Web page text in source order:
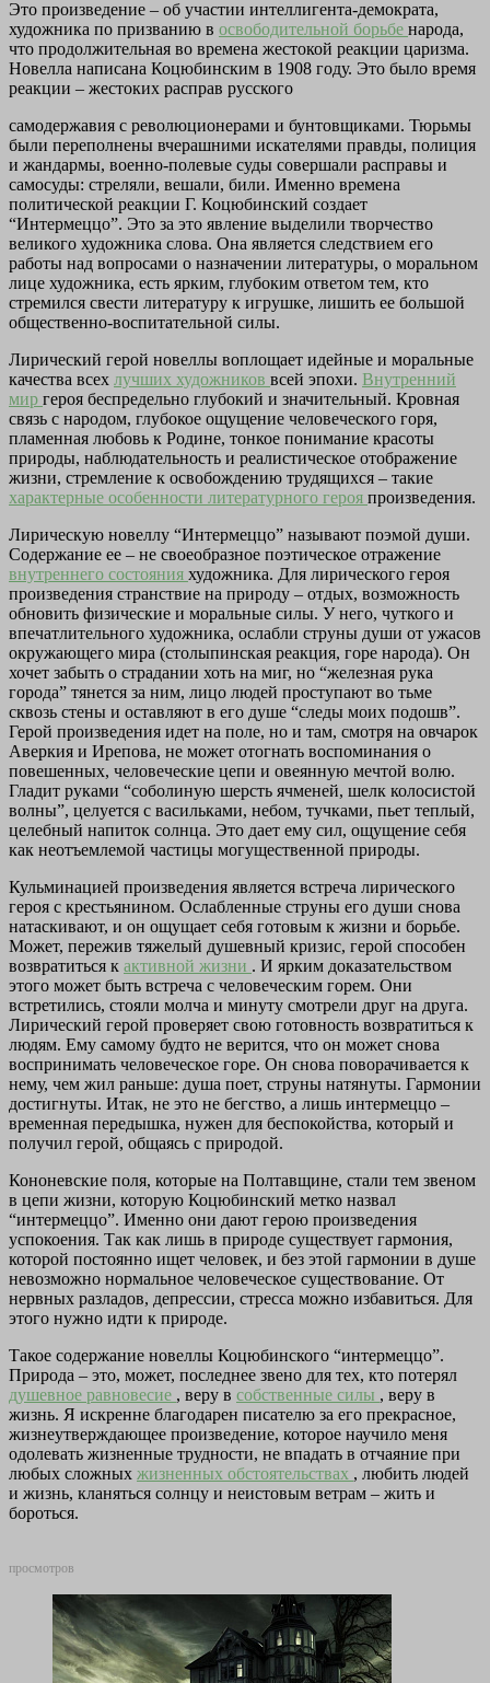
Это произведение – об участии интеллигента-демократа,
художника по призванию в освободительной борьбе народа,
что продолжительная во времена жестокой реакции царизма.
Новелла написана Коцюбинским в 1908 году. Это было время
реакции – жестоких расправ русского
самодержавия с революционерами и бунтовщиками. Тюрьмы
были переполнены вчерашними искателями правды, полиция
и жандармы, военно-полевые суды совершали расправы и
самосуды: стреляли, вешали, били. Именно времена
политической реакции Г. Коцюбинский создает
“Интермеццо”. Это за это явление выделили творчество
великого художника слова. Она является следствием его
работы над вопросами о назначении литературы, о моральном
лице художника, есть ярким, глубоким ответом тем, кто
стремился свести литературу к игрушке, лишить ее большой
общественно-воспитательной силы.
Лирический герой новеллы воплощает идейные и моральные
качества всех лучших художников всей эпохи. Внутренний
мир героя беспредельно глубокий и значительный. Кровная
связь с народом, глубокое ощущение человеческого горя,
пламенная любовь к Родине, тонкое понимание красоты
природы, наблюдательность и реалистическое отображение
жизни, стремление к освобождению трудящихся – такие
характерные особенности литературного героя произведения.
Лирическую новеллу “Интермеццо” называют поэмой души.
Содержание ее – не своеобразное поэтическое отражение
внутреннего состояния художника. Для лирического героя
произведения странствие на природу – отдых, возможность
обновить физические и моральные силы. У него, чуткого и
впечатлительного художника, ослабли струны души от ужасов
окружающего мира (столыпинская реакция, горе народа). Он
хочет забыть о страдании хоть на миг, но “железная рука
города” тянется за ним, лицо людей проступают во тьме
сквозь стены и оставляют в его душе “следы моих подошв”.
Герой произведения идет на поле, но и там, смотря на овчарок
Аверкия и Ирепова, не может отогнать воспоминания о
повешенных, человеческие цепи и овеянную мечтой волю.
Гладит руками “соболиную шерсть ячменей, шелк колосистой
волны”, целуется с васильками, небом, тучками, пьет теплый,
целебный напиток солнца. Это дает ему сил, ощущение себя
как неотъемлемой частицы могущественной природы.
Кульминацией произведения является встреча лирического
героя с крестьянином. Ослабленные струны его души снова
натаскивают, и он ощущает себя готовым к жизни и борьбе.
Может, пережив тяжелый душевный кризис, герой способен
возвратиться к активной жизни . И ярким доказательством
этого может быть встреча с человеческим горем. Они
встретились, стояли молча и минуту смотрели друг на друга.
Лирический герой проверяет свою готовность возвратиться к
людям. Ему самому будто не верится, что он может снова
воспринимать человеческое горе. Он снова поворачивается к
нему, чем жил раньше: душа поет, струны натянуты. Гармонии
достигнуты. Итак, не это не бегство, а лишь интермеццо –
временная передышка, нужен для беспокойства, который и
получил герой, общаясь с природой.
Кононевские поля, которые на Полтавщине, стали тем звеном
в цепи жизни, которую Коцюбинский метко назвал
“интермеццо”. Именно они дают герою произведения
успокоения. Так как лишь в природе существует гармония,
которой постоянно ищет человек, и без этой гармонии в душе
невозможно нормальное человеческое существование. От
нервных разладов, депрессии, стресса можно избавиться. Для
этого нужно идти к природе.
Такое содержание новеллы Коцюбинского “интермеццо”.
Природа – это, может, последнее звено для тех, кто потерял
душевное равновесие , веру в собственные силы , веру в
жизнь. Я искренне благодарен писателю за его прекрасное,
жизнеутверждающее произведение, которое научило меня
одолевать жизненные трудности, не впадать в отчаяние при
любых сложных жизненных обстоятельствах , любить людей
и жизнь, кланяться солнцу и неистовым ветрам – жить и
бороться.
просмотров